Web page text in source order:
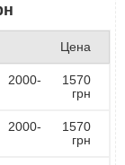
Цена
2000-
1570
грн
2000-
1570
грн